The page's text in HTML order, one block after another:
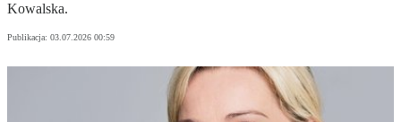
Kowalska.
Publikacja: 03.07.2026 00:59